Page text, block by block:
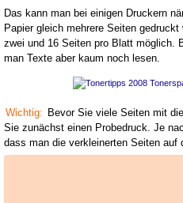
Das kann man bei einigen Druckern
Papier gleich mehrere Seiten
zwei und 16 Seiten pro Blatt möglich.
man Texte aber kaum noch lesen.
Wichtig: Bevor Sie viele Seiten mit
Sie zunächst einen Probedruck. Je
dass man die verkleinerten Seiten auf